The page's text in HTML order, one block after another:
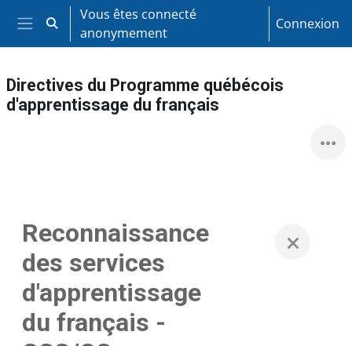
Passer au contenu principal
Panneau latéral
Activer/désactiver la saisie de recherche
Vous êtes connecté
anonymement
Connexion
Directives du Programme québécois
d'apprentissage du français
Reconnaissance
des services
d'apprentissage
du français -